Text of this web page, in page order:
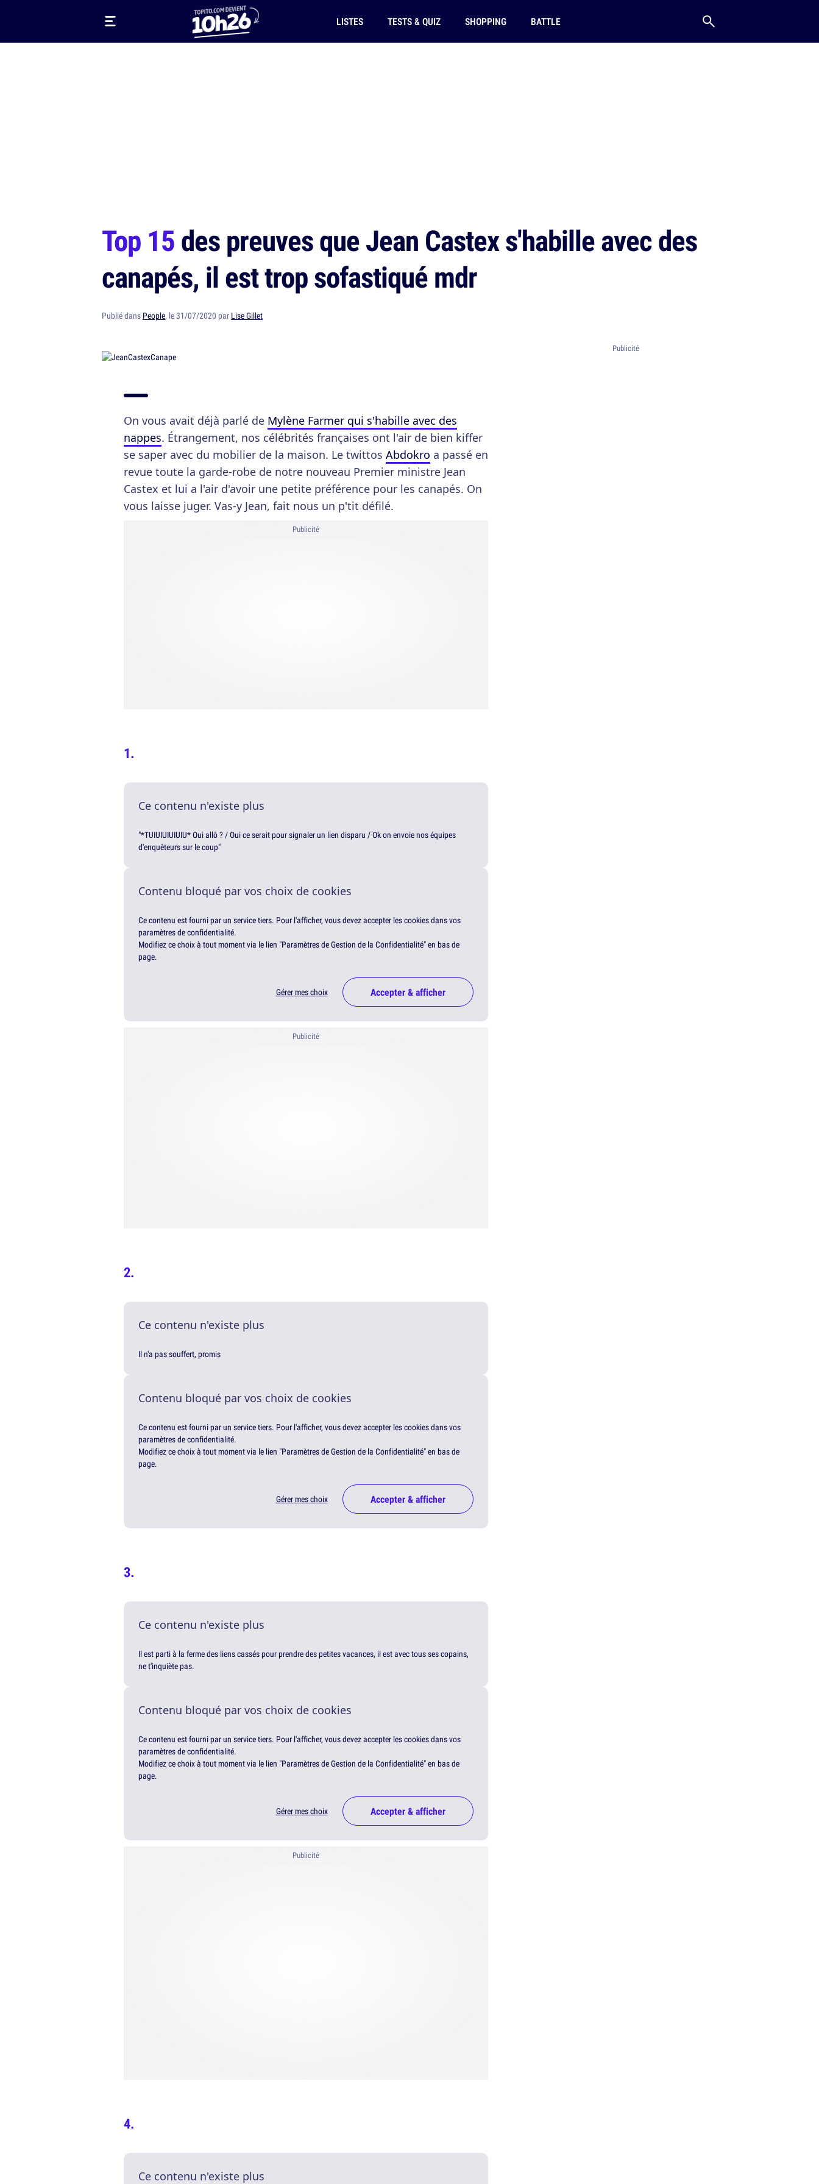
LISTES TESTS & QUIZ SHOPPING BATTLE
Top 15des preuves que Jean Castex s'habille avec des
canapés, il est trop sofastiqué mdr
Publié dans People, le 31/07/2020 par Lise Gillet
On vous avait déjà parlé de Mylène Farmer qui s'habille avec des
nappes. Étrangement, nos célébrités françaises ont l'air de bien kiffer
se saper avec du mobilier de la maison. Le twittos Abdokro a passé en
revue toute la garde-robe de notre nouveau Premier ministre Jean
Castex et lui a l'air d'avoir une petite préférence pour les canapés. On
vous laisse juger. Vas-y Jean, fait nous un p'tit défilé.
Publicité
Ce contenu n'existe plus
"*TUIUIUIUIUIU* Oui allô ? / Oui ce serait pour signaler un lien disparu / Ok on envoie nos équipes
d'enquêteurs sur le coup"
Contenu bloqué par vos choix de cookies
Ce contenu est fourni par un service tiers. Pour l'afficher, vous devez accepter les cookies dans vos
paramètres de confidentialité.
Modifiez ce choix à tout moment via le lien "Paramètres de Gestion de la Confidentialité" en bas de
page.
Gérer mes choix Accepter & afficher
Publicité
Ce contenu n'existe plus
Il n'a pas souffert, promis
Contenu bloqué par vos choix de cookies
Ce contenu est fourni par un service tiers. Pour l'afficher, vous devez accepter les cookies dans vos
paramètres de confidentialité.
Modifiez ce choix à tout moment via le lien "Paramètres de Gestion de la Confidentialité" en bas de
page.
Gérer mes choix Accepter & afficher
Ce contenu n'existe plus
Il est parti à la ferme des liens cassés pour prendre des petites vacances, il est avec tous ses copains,
ne t'inquiète pas.
Contenu bloqué par vos choix de cookies
Ce contenu est fourni par un service tiers. Pour l'afficher, vous devez accepter les cookies dans vos
paramètres de confidentialité.
Modifiez ce choix à tout moment via le lien "Paramètres de Gestion de la Confidentialité" en bas de
page.
Gérer mes choix Accepter & afficher
Publicité
Ce contenu n'existe plus